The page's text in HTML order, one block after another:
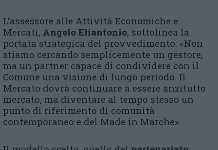
L’assessore alle Attività Economiche e
Mercati, Angelo Eliantonio, sottolinea la
portata strategica del provvedimento: «Non
stiamo cercando semplicemente un gestore,
ma un partner capace di condividere con il
Comune una visione di lungo periodo. Il
Mercato dovrà continuare a essere anzitutto
mercato, ma diventare al tempo stesso un
punto di riferimento di comunità
contemporaneo e del Made in Marche».